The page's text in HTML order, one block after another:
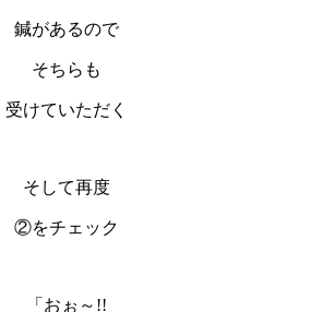
鍼があるので
そちらも
受けていただく
そして再度
②をチェック
「おぉ～!!